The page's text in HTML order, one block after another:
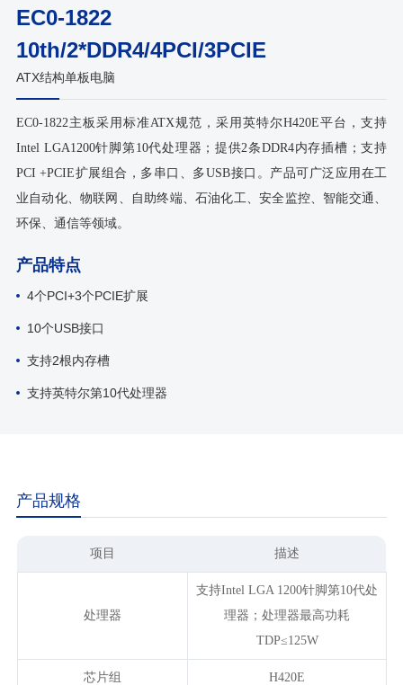
EC0-1822
10th/2*DDR4/4PCI/3PCIE
ATX结构单板电脑
EC0-1822主板采用标准ATX规范，采用英特尔H420E平台，支持
Intel LGA1200针脚第10代处理器；提供2条DDR4内存插槽；支持
PCI +PCIE扩展组合，多串口、多USB接口。产品可广泛应用在工
业自动化、物联网、自助终端、石油化工、安全监控、智能交通、
环保、通信等领域。
产品特点
4个PCI+3个PCIE扩展
10个USB接口
支持2根内存槽
支持英特尔第10代处理器
产品规格
项目 描述
处理器
支持Intel LGA 1200针脚第10代处
理器；处理器最高功耗
TDP≤125W
芯片组 H420E